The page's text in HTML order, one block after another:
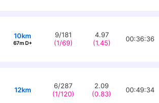
10km
67m D+
9/181
(1/69)
4.97
(1.45)
00:36:36
12km
6/287
(1/120)
2.09
(0.83)
00:49:34